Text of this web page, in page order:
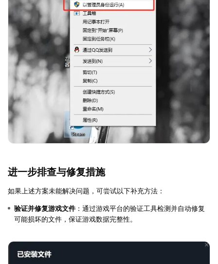
进一步排查与修复措施
如果上述方案未能解决问题，可尝试以下补充方法：
验证并修复游戏文件：通过游戏平台的验证工具检测并自动修复
可能损坏的文件，保证游戏数据完整性。